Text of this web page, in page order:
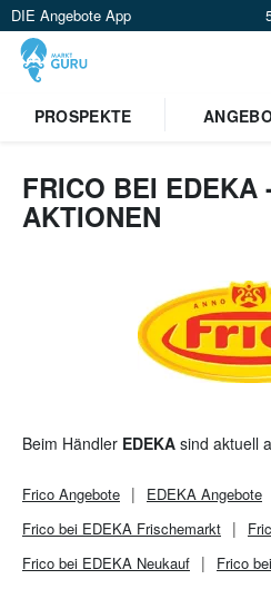
DIE Angebote App
PROSPEKTE
FRICO BEI EDEKA
AKTIONEN
Beim Händler EDEKA sind aktuell
Frico Angebote EDEKA Angebote
Frico bei EDEKA Frischemarkt
Frico bei EDEKA Neukauf
Frico